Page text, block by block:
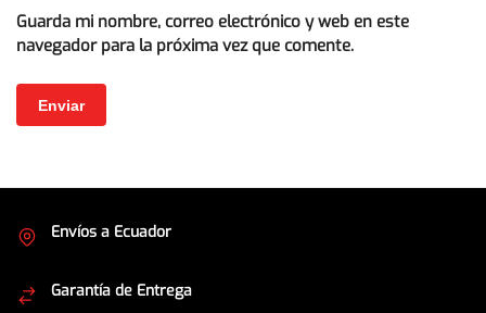
Guarda mi nombre, correo electrónico y web en este
navegador para la próxima vez que comente.
Envíos a Ecuador
Garantía de Entrega